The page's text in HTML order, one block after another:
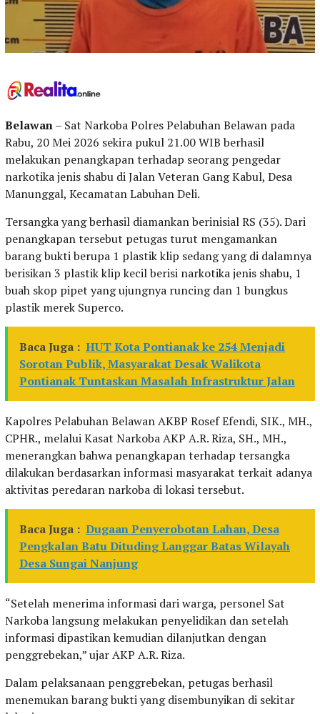
Belawan– Sat Narkoba Polres Pelabuhan Belawan pada
Rabu, 20 Mei 2026 sekira pukul 21.00 WIB berhasil
melakukan penangkapan terhadap seorang pengedar
narkotika jenis shabu di Jalan Veteran Gang Kabul, Desa
Manunggal, Kecamatan Labuhan Deli.
Tersangka yang berhasil diamankan berinisial RS (35). Dari
penangkapan tersebut petugas turut mengamankan
barang bukti berupa 1 plastik klip sedang yang di dalamnya
berisikan 3 plastik klip kecil berisi narkotika jenis shabu, 1
buah skop pipet yang ujungnya runcing dan 1 bungkus
plastik merek Superco.
Baca Juga : HUT Kota Pontianak ke 254 Menjadi
Sorotan Publik, Masyarakat Desak Walikota
Pontianak Tuntaskan Masalah Infrastruktur Jalan
Kapolres Pelabuhan Belawan AKBP Rosef Efendi, SIK., MH.,
CPHR., melalui Kasat Narkoba AKP A.R. Riza, SH., MH.,
menerangkan bahwa penangkapan terhadap tersangka
dilakukan berdasarkan informasi masyarakat terkait adanya
aktivitas peredaran narkoba di lokasi tersebut.
Baca Juga : Dugaan Penyerobotan Lahan, Desa
Pengkalan Batu Dituding Langgar Batas Wilayah
Desa Sungai Nanjung
“Setelah menerima informasi dari warga, personel Sat
Narkoba langsung melakukan penyelidikan dan setelah
informasi dipastikan kemudian dilanjutkan dengan
penggrebekan,” ujar AKP A.R. Riza.
Dalam pelaksanaan penggrebekan, petugas berhasil
menemukan barang bukti yang disembunyikan di sekitar